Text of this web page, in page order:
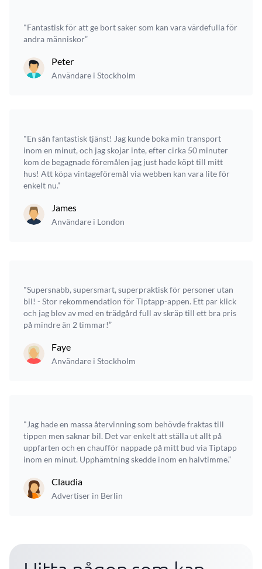
"Fantastisk för att ge bort saker som kan vara värdefulla för
andra människor”
Peter
Användare i Stockholm
"En sån fantastisk tjänst! Jag kunde boka min transport
inom en minut, och jag skojar inte, efter cirka 50 minuter
kom de begagnade föremålen jag just hade köpt till mitt
hus! Att köpa vintageföremål via webben kan vara lite för
enkelt nu.”
James
Användare i London
"Supersnabb, supersmart, superpraktisk för personer utan
bil! - Stor rekommendation för Tiptapp-appen. Ett par klick
och jag blev av med en trädgård full av skräp till ett bra pris
på mindre än 2 timmar!”
Faye
Användare i Stockholm
"Jag hade en massa återvinning som behövde fraktas till
tippen men saknar bil. Det var enkelt att ställa ut allt på
uppfarten och en chaufför nappade på mitt bud via Tiptapp
inom en minut. Upphämtning skedde inom en halvtimme.”
Claudia
Advertiser in Berlin